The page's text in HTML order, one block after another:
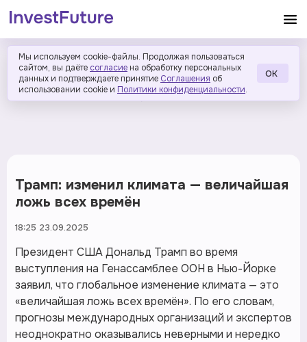
Мы используем cookie-файлы. Продолжая пользоваться
сайтом, вы даёте согласие на обработку персональных
данных и подтверждаете принятие Соглашения об
использовании cookie и Политики конфиденциальности.
ОК
Трамп: изменил климата — величайшая
ложь всех времён
18:25 23.09.2025
Президент США Дональд Трамп во время
выступления на Генассамблее ООН в Нью-Йорке
заявил, что глобальное изменение климата — это
«величайшая ложь всех времён». По его словам,
прогнозы международных организаций и экспертов
неоднократно оказывались неверными и нередко